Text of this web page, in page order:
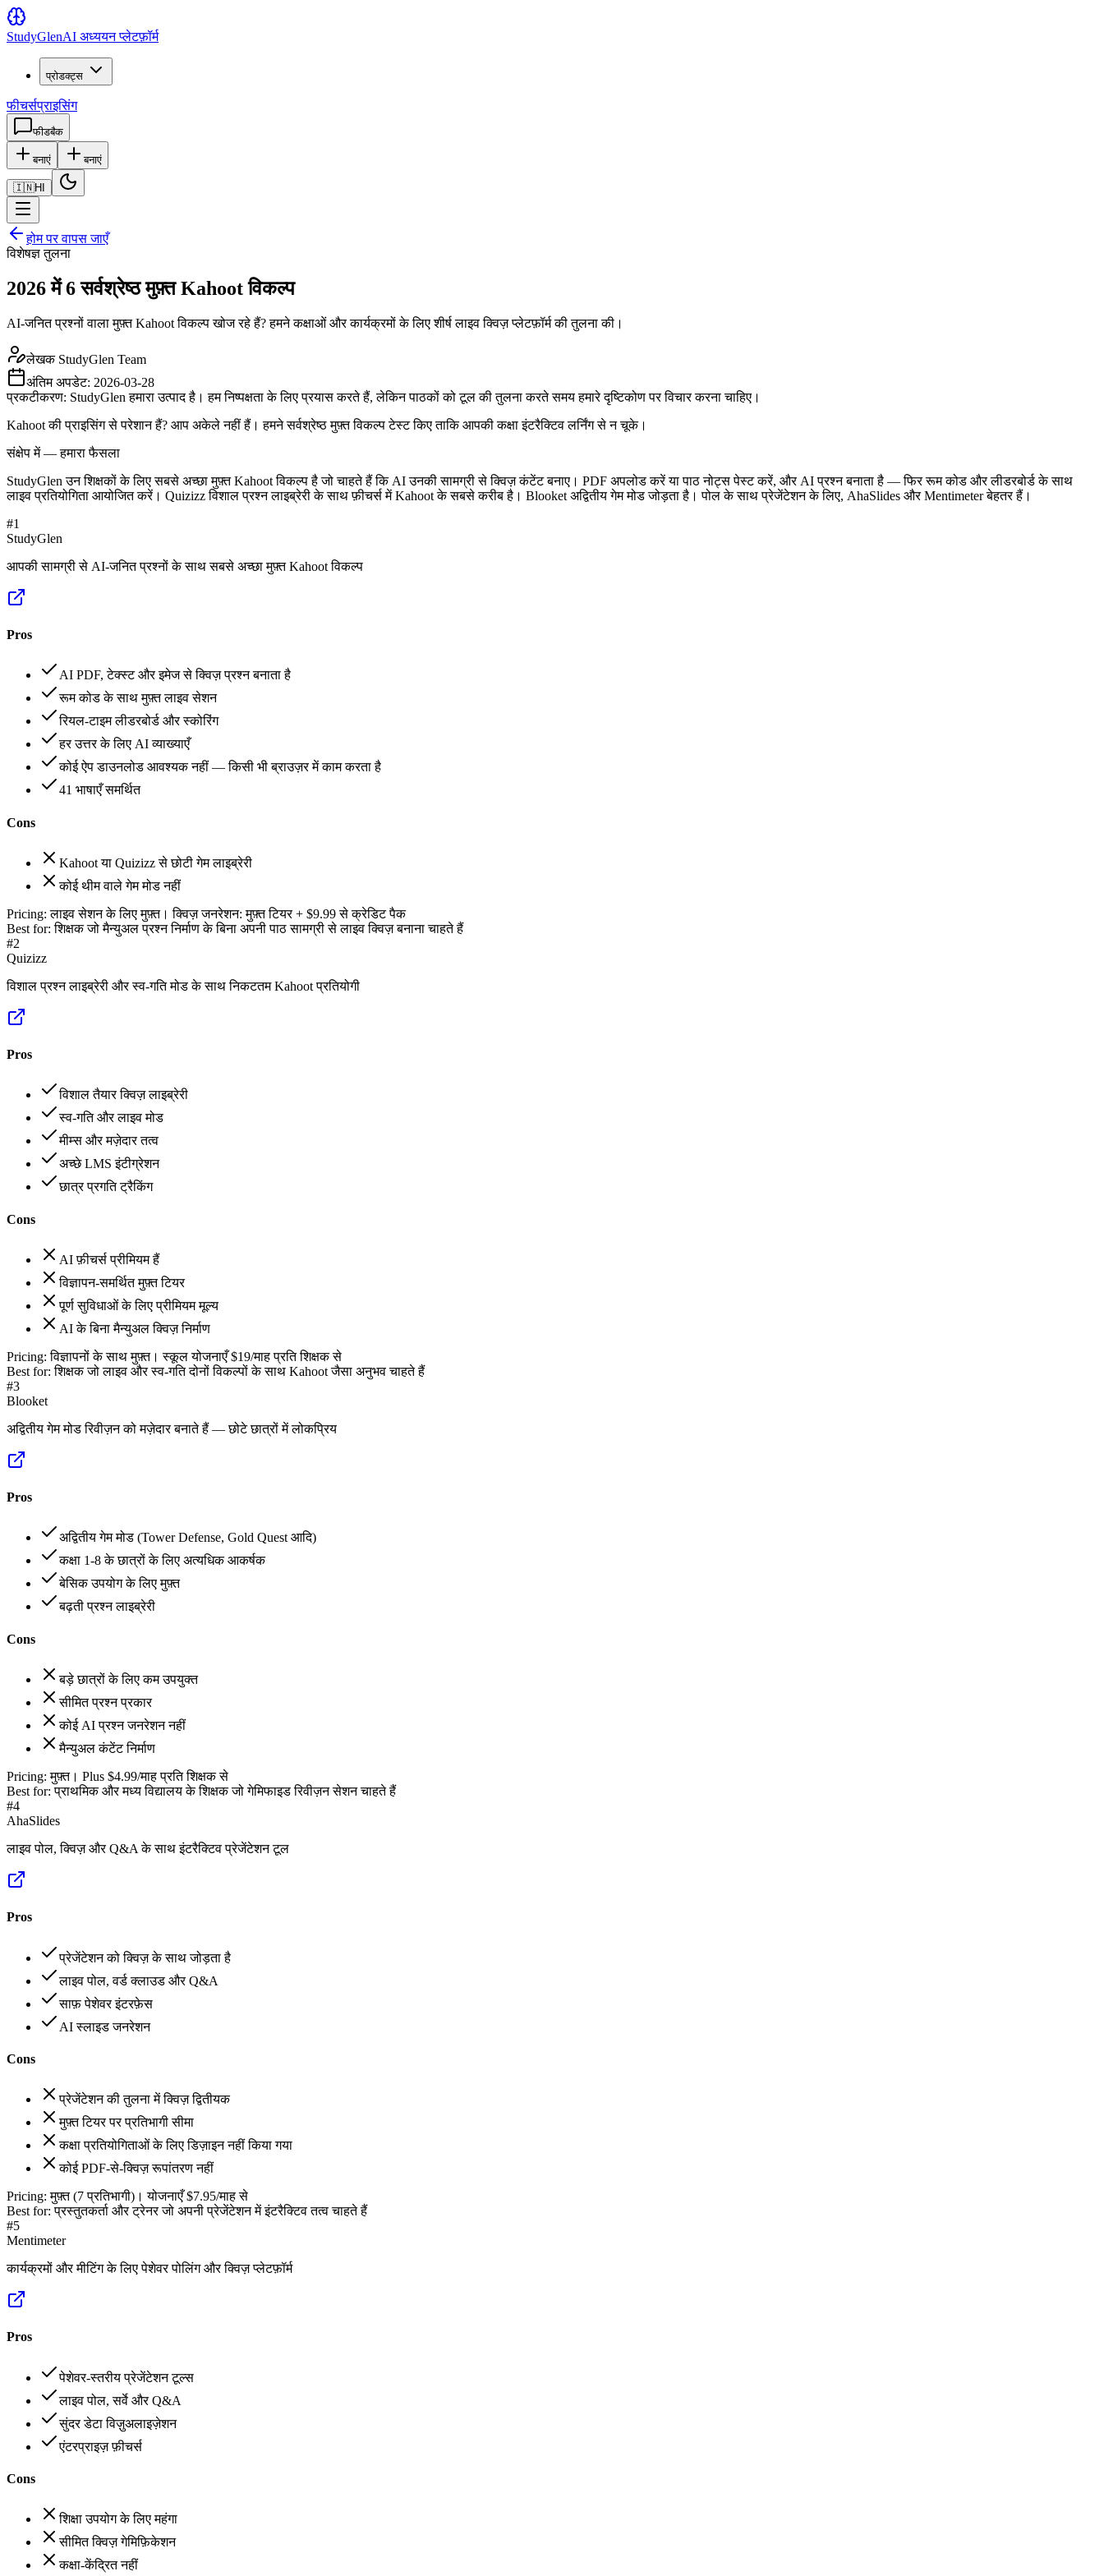
StudyGlenAI अध्ययन प्लेटफ़ॉर्म
प्रोडक्ट्स
फीचर्सप्राइसिंग
फीडबैक
बनाएं बनाएं
🇮🇳HI
होम पर वापस जाएँ
विशेषज्ञ तुलना
2026 में 6 सर्वश्रेष्ठ मुफ़्त Kahoot विकल्प
AI-जनित प्रश्नों वाला मुफ़्त Kahoot विकल्प खोज रहे हैं? हमने कक्षाओं और कार्यक्रमों के लिए शीर्ष लाइव क्विज़ प्लेटफ़ॉर्म की तुलना की।
लेखक StudyGlen Team
अंतिम अपडेट: 2026-03-28
प्रकटीकरण: StudyGlen हमारा उत्पाद है। हम निष्पक्षता के लिए प्रयास करते हैं, लेकिन पाठकों को टूल की तुलना करते समय हमारे दृष्टिकोण पर विचार करना चाहिए।
Kahoot की प्राइसिंग से परेशान हैं? आप अकेले नहीं हैं। हमने सर्वश्रेष्ठ मुफ़्त विकल्प टेस्ट किए ताकि आपकी कक्षा इंटरैक्टिव लर्निंग से न चूके।
संक्षेप में — हमारा फैसला
StudyGlen उन शिक्षकों के लिए सबसे अच्छा मुफ़्त Kahoot विकल्प है जो चाहते हैं कि AI उनकी सामग्री से क्विज़ कंटेंट बनाए। PDF अपलोड करें या पाठ नोट्स पेस्ट करें, और AI प्रश्न बनाता है — फिर रूम कोड और लीडरबोर्ड के साथ
लाइव प्रतियोगिता आयोजित करें। Quizizz विशाल प्रश्न लाइब्रेरी के साथ फ़ीचर्स में Kahoot के सबसे करीब है। Blooket अद्वितीय गेम मोड जोड़ता है। पोल के साथ प्रेजेंटेशन के लिए, AhaSlides और Mentimeter बेहतर हैं।
#1
StudyGlen
आपकी सामग्री से AI-जनित प्रश्नों के साथ सबसे अच्छा मुफ़्त Kahoot विकल्प
Pros
AI PDF, टेक्स्ट और इमेज से क्विज़ प्रश्न बनाता है
रूम कोड के साथ मुफ़्त लाइव सेशन
रियल-टाइम लीडरबोर्ड और स्कोरिंग
हर उत्तर के लिए AI व्याख्याएँ
कोई ऐप डाउनलोड आवश्यक नहीं — किसी भी ब्राउज़र में काम करता है
41 भाषाएँ समर्थित
Cons
Kahoot या Quizizz से छोटी गेम लाइब्रेरी
कोई थीम वाले गेम मोड नहीं
Pricing: लाइव सेशन के लिए मुफ़्त। क्विज़ जनरेशन: मुफ़्त टियर + $9.99 से क्रेडिट पैक
Best for: शिक्षक जो मैन्युअल प्रश्न निर्माण के बिना अपनी पाठ सामग्री से लाइव क्विज़ बनाना चाहते हैं
#2
Quizizz
विशाल प्रश्न लाइब्रेरी और स्व-गति मोड के साथ निकटतम Kahoot प्रतियोगी
Pros
विशाल तैयार क्विज़ लाइब्रेरी
स्व-गति और लाइव मोड
मीम्स और मज़ेदार तत्व
अच्छे LMS इंटीग्रेशन
छात्र प्रगति ट्रैकिंग
Cons
AI फ़ीचर्स प्रीमियम हैं
विज्ञापन-समर्थित मुफ़्त टियर
पूर्ण सुविधाओं के लिए प्रीमियम मूल्य
AI के बिना मैन्युअल क्विज़ निर्माण
Pricing: विज्ञापनों के साथ मुफ़्त। स्कूल योजनाएँ $19/माह प्रति शिक्षक से
Best for: शिक्षक जो लाइव और स्व-गति दोनों विकल्पों के साथ Kahoot जैसा अनुभव चाहते हैं
#3
Blooket
अद्वितीय गेम मोड रिवीज़न को मज़ेदार बनाते हैं — छोटे छात्रों में लोकप्रिय
Pros
अद्वितीय गेम मोड (Tower Defense, Gold Quest आदि)
कक्षा 1-8 के छात्रों के लिए अत्यधिक आकर्षक
बेसिक उपयोग के लिए मुफ़्त
बढ़ती प्रश्न लाइब्रेरी
Cons
बड़े छात्रों के लिए कम उपयुक्त
सीमित प्रश्न प्रकार
कोई AI प्रश्न जनरेशन नहीं
मैन्युअल कंटेंट निर्माण
Pricing: मुफ़्त। Plus $4.99/माह प्रति शिक्षक से
Best for: प्राथमिक और मध्य विद्यालय के शिक्षक जो गेमिफाइड रिवीज़न सेशन चाहते हैं
#4
AhaSlides
लाइव पोल, क्विज़ और Q&A के साथ इंटरैक्टिव प्रेजेंटेशन टूल
Pros
प्रेजेंटेशन को क्विज़ के साथ जोड़ता है
लाइव पोल, वर्ड क्लाउड और Q&A
साफ़ पेशेवर इंटरफ़ेस
AI स्लाइड जनरेशन
Cons
प्रेजेंटेशन की तुलना में क्विज़ द्वितीयक
मुफ़्त टियर पर प्रतिभागी सीमा
कक्षा प्रतियोगिताओं के लिए डिज़ाइन नहीं किया गया
कोई PDF-से-क्विज़ रूपांतरण नहीं
Pricing: मुफ़्त (7 प्रतिभागी)। योजनाएँ $7.95/माह से
Best for: प्रस्तुतकर्ता और ट्रेनर जो अपनी प्रेजेंटेशन में इंटरैक्टिव तत्व चाहते हैं
#5
Mentimeter
कार्यक्रमों और मीटिंग के लिए पेशेवर पोलिंग और क्विज़ प्लेटफ़ॉर्म
Pros
पेशेवर-स्तरीय प्रेजेंटेशन टूल्स
लाइव पोल, सर्वे और Q&A
सुंदर डेटा विज़ुअलाइज़ेशन
एंटरप्राइज़ फ़ीचर्स
Cons
शिक्षा उपयोग के लिए महंगा
सीमित क्विज़ गेमिफ़िकेशन
कक्षा-केंद्रित नहीं